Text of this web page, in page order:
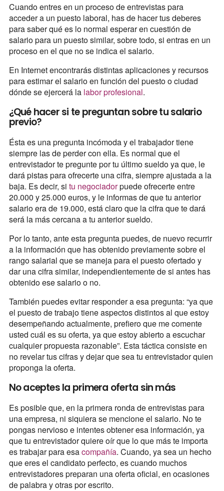
Cuando entres en un proceso de entrevistas para
acceder a un puesto laboral, has de hacer tus deberes
para saber qué es lo normal esperar en cuestión de
salario para un puesto similar, sobre todo, si entras en un
proceso en el que no se indica el salario.
En Internet encontrarás distintas aplicaciones y recursos
para estimar el salario en función del puesto o ciudad
dónde se ejercerá la labor profesional.
¿Qué hacer si te preguntan sobre tu salario
previo?
Ésta es una pregunta incómoda y el trabajador tiene
siempre las de perder con ella. Es normal que el
entrevistador te pregunte por tu último sueldo ya que, le
dará pistas para ofrecerte una cifra, siempre ajustada a la
baja. Es decir, si tu negociadorpuede ofrecerte entre
20.000 y 25.000 euros, y le informas de que tu anterior
salario era de 19.000, está claro que la cifra que te dará
será la más cercana a tu anterior sueldo.
Por lo tanto, ante esta pregunta puedes, de nuevo recurrir
a la información que has obtenido previamente sobre el
rango salarial que se maneja para el puesto ofertado y
dar una cifra similar, independientemente de si antes has
obtenido ese salario o no.
También puedes evitar responder a esa pregunta: “ya que
el puesto de trabajo tiene aspectos distintos al que estoy
desempeñando actualmente, prefiero que me comente
usted cuál es su oferta, ya que estoy abierto a escuchar
cualquier propuesta razonable”. Esta táctica consiste en
no revelar tus cifras y dejar que sea tu entrevistador quien
proponga la oferta.
No aceptes la primera oferta sin más
Es posible que, en la primera ronda de entrevistas para
una empresa, ni siquiera se mencione el salario. No te
pongas nervioso e intentes obtener esa información, ya
que tu entrevistador quiere oír que lo que más te importa
es trabajar para esacompañía. Cuando, ya sea un hecho
que eres el candidato perfecto, es cuando muchos
entrevistadores preparan una oferta oficial, en ocasiones
de palabra y otras por escrito.